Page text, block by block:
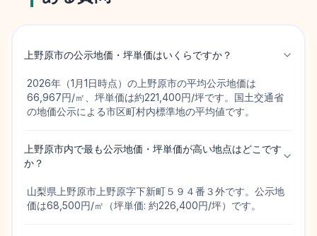
上野原市の公示地価・坪単価はいくらですか？
2026年（1月1日時点）の上野原市の平均公示地価は
66,967円/㎡、坪単価は約221,400円/坪です。国土交通省
の地価公示による市区町村内標準地の平均値です。
上野原市内で最も公示地価・坪単価が高い地点はどこです
か？
山梨県上野原市上野原字下新町５９４番３外です。公示地
価は68,500円/㎡（坪単価: 約226,400円/坪）です。